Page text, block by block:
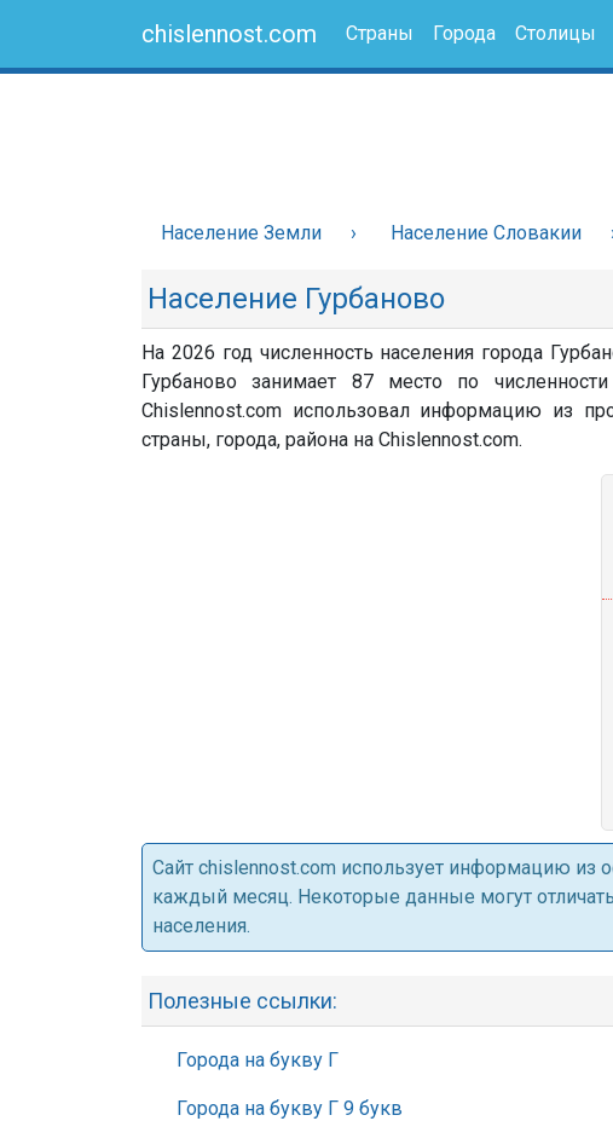
chislennost.com Страны Города Столицы
Население Земли Население Словакии
Население Гурбаново
На 2026 год численность населения города
Гурбаново занимает 87 место по
Chislennost.com использовал информацию из
страны, города, района на Chislennost.com.
Cайт chislennost.com использует информацию из
каждый месяц. Некоторые данные могут
населения.
Полезные ссылки:
Города на букву Г
Города на букву Г 9 букв